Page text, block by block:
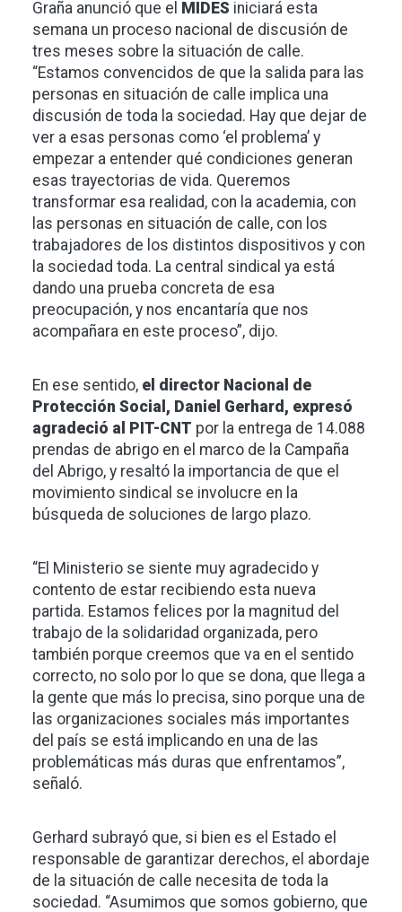
Graña anunció que el MIDES iniciará esta
semana un proceso nacional de discusión de
tres meses sobre la situación de calle.
“Estamos convencidos de que la salida para las
personas en situación de calle implica una
discusión de toda la sociedad. Hay que dejar de
ver a esas personas como ‘el problema’ y
empezar a entender qué condiciones generan
esas trayectorias de vida. Queremos
transformar esa realidad, con la academia, con
las personas en situación de calle, con los
trabajadores de los distintos dispositivos y con
la sociedad toda. La central sindical ya está
dando una prueba concreta de esa
preocupación, y nos encantaría que nos
acompañara en este proceso”, dijo.
En ese sentido, el director Nacional de
Protección Social, Daniel Gerhard, expresó
agradeció al PIT-CNT por la entrega de 14.088
prendas de abrigo en el marco de la Campaña
del Abrigo, y resaltó la importancia de que el
movimiento sindical se involucre en la
búsqueda de soluciones de largo plazo.
“El Ministerio se siente muy agradecido y
contento de estar recibiendo esta nueva
partida. Estamos felices por la magnitud del
trabajo de la solidaridad organizada, pero
también porque creemos que va en el sentido
correcto, no solo por lo que se dona, que llega a
la gente que más lo precisa, sino porque una de
las organizaciones sociales más importantes
del país se está implicando en una de las
problemáticas más duras que enfrentamos”,
señaló.
Gerhard subrayó que, si bien es el Estado el
responsable de garantizar derechos, el abordaje
de la situación de calle necesita de toda la
sociedad. “Asumimos que somos gobierno, que